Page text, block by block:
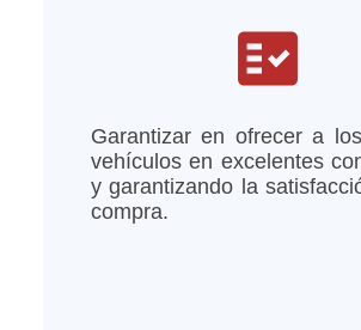
fact_check
Garantizar en ofrecer a
vehículos en excelentes
y garantizando la
compra.